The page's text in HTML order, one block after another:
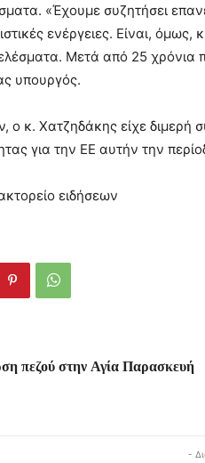
«Έχουμε συζητήσει
ενέργειες. Είναι,
Μετά από 25
υπουργός.
ο κ. Χατζηδάκης είχε
για την ΕΕ αυτήν την
ειδήσεων
πεζού στην Αγία Παρασκευή
-